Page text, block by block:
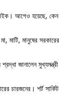
আগেও হয়েছে, কেন
মাটি, মানুষের সরকারের
জানালেন মুখ্যমন্ত্রী
চারজনের। শর্ট সার্কিট